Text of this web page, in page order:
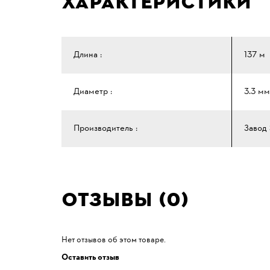
Длина : 137 м
Диаметр : 3.3 мм
Производитель :
Отзывы (0)
Нет отзывов об этом товаре.
Оставить отзыв